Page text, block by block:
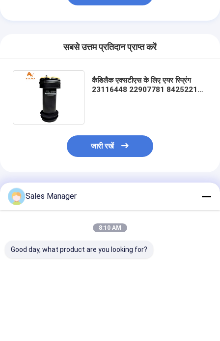
सबसे उत्तम प्रतिदान प्राप्त करें
कैडिलैक एक्सटीएस के लिए एयर स्प्रिंग
23116448 22907781 8425221
जारी रखें
अनुशंसित उत्पाद
Sales Manager
8:10 AM
Good day, what product are you looking for?